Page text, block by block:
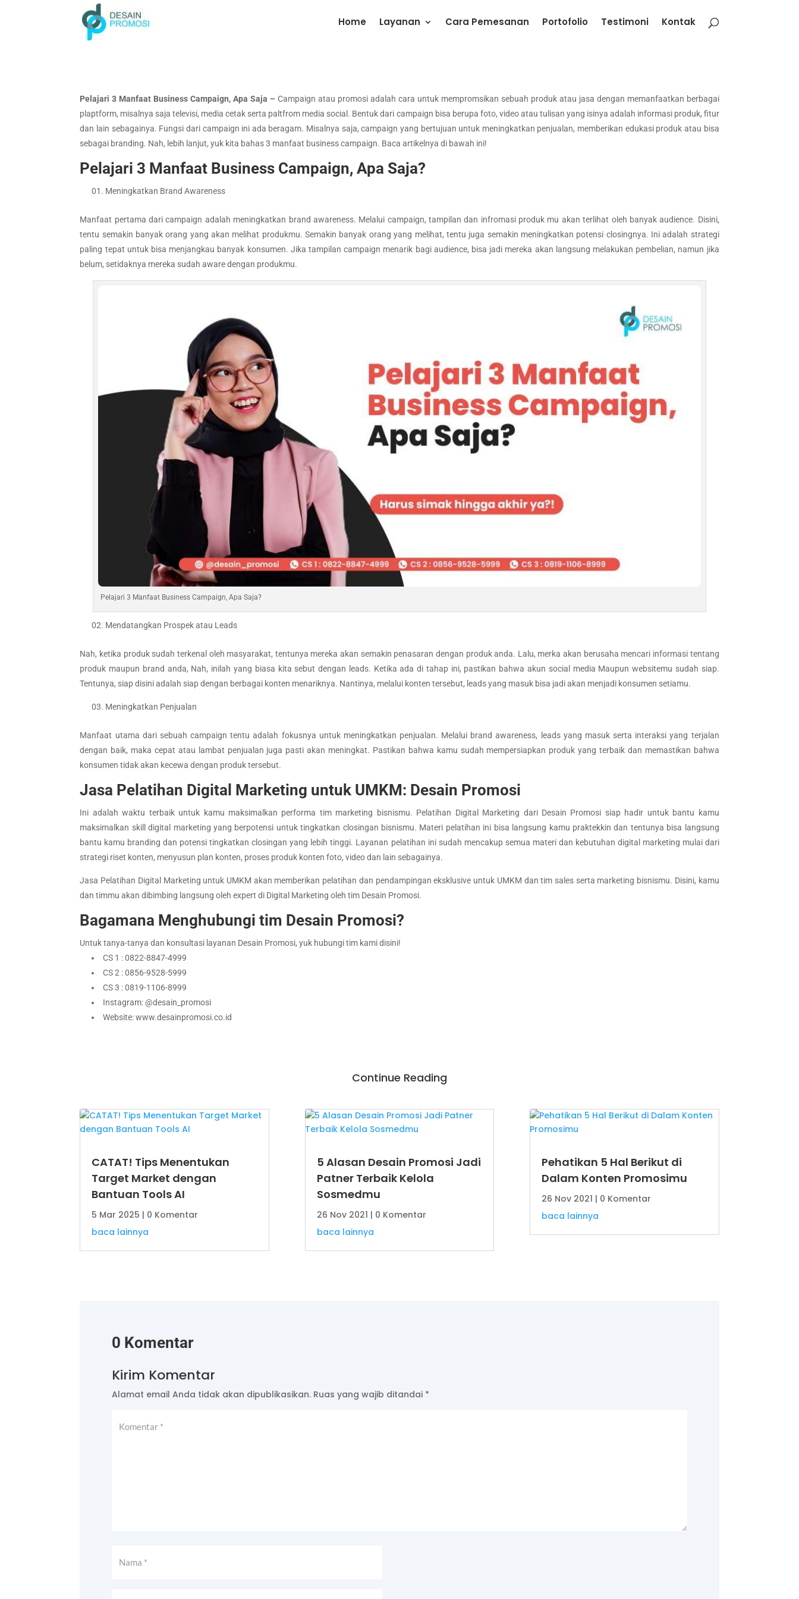
Home Layanan Cara Pemesanan Portofolio Testimoni Kontak
Pelajari 3 Manfaat Business Campaign, Apa Saja –Campaign atau promosi adalah cara untuk mempromsikan sebuah produk atau jasa dengan memanfaatkan berbagai
plaptform, misalnya saja televisi, media cetak serta paltfrom media social. Bentuk dari campaign bisa berupa foto, video atau tulisan yang isinya adalah informasi produk, fitur
dan lain sebagainya. Fungsi dari campaign ini ada beragam. Misalnya saja, campaign yang bertujuan untuk meningkatkan penjualan, memberikan edukasi produk atau bisa
sebagai branding. Nah, lebih lanjut, yuk kita bahas 3 manfaat business campaign. Baca artikelnya di bawah ini!
Pelajari 3 Manfaat Business Campaign, Apa Saja?
Meningkatkan Brand Awareness
Manfaat pertama dari campaign adalah meningkatkan brand awareness. Melalui campaign, tampilan dan infromasi produk mu akan terlihat oleh banyak audience. Disini,
tentu semakin banyak orang yang akan melihat produkmu. Semakin banyak orang yang melihat, tentu juga semakin meningkatkan potensi closingnya. Ini adalah strategi
paling tepat untuk bisa menjangkau banyak konsumen. Jika tampilan campaign menarik bagi audience, bisa jadi mereka akan langsung melakukan pembelian, namun jika
belum, setidaknya mereka sudah aware dengan produkmu.
Pelajari 3 Manfaat Business Campaign, Apa Saja?
Mendatangkan Prospek atau Leads
Nah, ketika produk sudah terkenal oleh masyarakat, tentunya mereka akan semakin penasaran dengan produk anda. Lalu, merka akan berusaha mencari informasi tentang
produk maupun brand anda, Nah, inilah yang biasa kita sebut dengan leads. Ketika ada di tahap ini, pastikan bahwa akun social media Maupun websitemu sudah siap.
Tentunya, siap disini adalah siap dengan berbagai konten menariknya. Nantinya, melalui konten tersebut, leads yang masuk bisa jadi akan menjadi konsumen setiamu.
Meningkatkan Penjualan
Manfaat utama dari sebuah campaign tentu adalah fokusnya untuk meningkatkan penjualan. Melalui brand awareness, leads yang masuk serta interaksi yang terjalan
dengan baik, maka cepat atau lambat penjualan juga pasti akan meningkat. Pastikan bahwa kamu sudah mempersiapkan produk yang terbaik dan memastikan bahwa
konsumen tidak akan kecewa dengan produk tersebut.
Jasa Pelatihan Digital Marketing untuk UMKM: Desain Promosi
Ini adalah waktu terbaik untuk kamu maksimalkan performa tim marketing bisnismu. Pelatihan Digital Marketing dari Desain Promosi siap hadir untuk bantu kamu
maksimalkan skill digital marketing yang berpotensi untuk tingkatkan closingan bisnismu. Materi pelatihan ini bisa langsung kamu praktekkin dan tentunya bisa langsung
bantu kamu branding dan potensi tingkatkan closingan yang lebih tinggi. Layanan pelatihan ini sudah mencakup semua materi dan kebutuhan digital marketing mulai dari
strategi riset konten, menyusun plan konten, proses produk konten foto, video dan lain sebagainya.
Jasa Pelatihan Digital Marketing untuk UMKM akan memberikan pelatihan dan pendampingan eksklusive untuk UMKM dan tim sales serta marketing bisnismu. Disini, kamu
dan timmu akan dibimbing langsung oleh expert di Digital Marketing oleh tim Desain Promosi.
Bagamana Menghubungi tim Desain Promosi?
Untuk tanya-tanya dan konsultasi layanan Desain Promosi, yuk hubungi tim kami disini!
CS 1 : 0822-8847-4999
CS 2 : 0856-9528-5999
CS 3 : 0819-1106-8999
Instagram: @desain_promosi
Website: www.desainpromosi.co.id
Continue Reading
CATAT! Tips Menentukan
Target Market dengan
Bantuan Tools AI
5 Mar 2025 | 0 Komentar
baca lainnya
5 Alasan Desain Promosi Jadi
Patner Terbaik Kelola
Sosmedmu
26 Nov 2021 | 0 Komentar
baca lainnya
Pehatikan 5 Hal Berikut di
Dalam Konten Promosimu
26 Nov 2021 | 0 Komentar
baca lainnya
0 Komentar
Kirim Komentar
Alamat email Anda tidak akan dipublikasikan. Ruas yang wajib ditandai *